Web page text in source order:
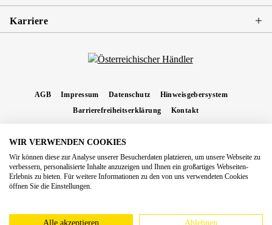
Karriere
AGB Impressum Datenschutz
Hinweisgebersystem
Barrierefreiheitserklärung
Kontakt
Nachnahmegebühren, wenn nicht anders angegeben.
Copyright 2026 Forstinger Österreich GmbH
Königstetter Straße 128 - 134/OG3, 3430 Tulln
europäschen Online-Streitbeilegungs-Plattform hinzuweisen:
webgate.ec.europa.eu/odr
WIR VERWENDEN COOKIES
Wir können diese zur Analyse unserer Besucherdaten platzieren, um unsere Webseite zu
verbessern, personalisierte Inhalte anzuzeigen und Ihnen ein großartiges Webseiten-
Erlebnis zu bieten. Für weitere Informationen zu den von uns verwendeten Cookies
öffnen Sie die Einstellungen.
Alle akzeptieren Ablehnen